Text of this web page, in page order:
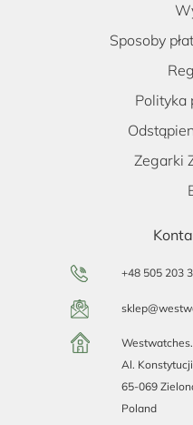
Sposoby
Polityka
Zegarki
+48 505 203
Al.
65-069
Poland